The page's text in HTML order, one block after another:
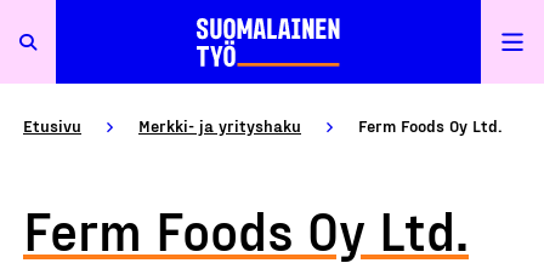
Etusivu Merkki- ja yrityshaku Ferm Foods Oy Ltd.
Ferm Foods Oy Ltd.